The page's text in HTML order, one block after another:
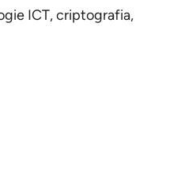
ICT, criptografia,